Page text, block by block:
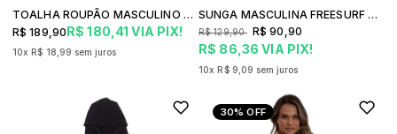
TOALHA ROUPÃO MASCULINO FREESURF CLASSIC
R$ 180,41 VIA PIX!
R$ 189,90
10x R$ 18,99 sem juros
SUNGA MASCULINA FREESURF CLASSIC
R$ 86,36 VIA PIX!
R$ 129,90 R$ 90,90
10x R$ 9,09 sem juros
30%OFF